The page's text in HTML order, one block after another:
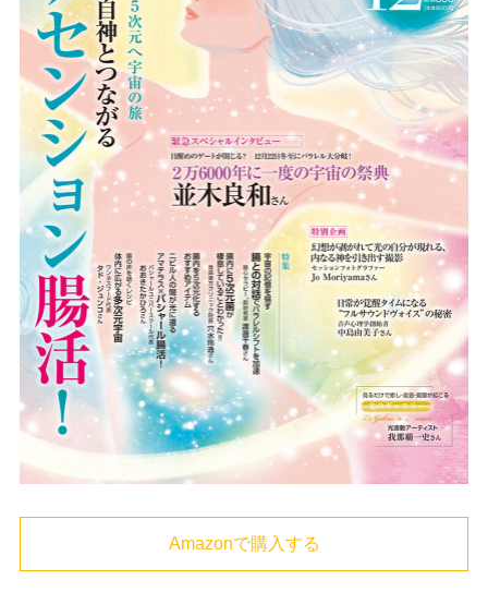
Amazonで購入する